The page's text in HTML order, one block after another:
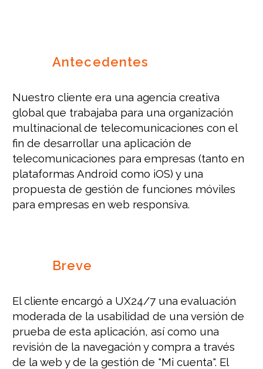
Antecedentes
Nuestro cliente era una agencia creativa
global que trabajaba para una organización
multinacional de telecomunicaciones con el
fin de desarrollar una aplicación de
telecomunicaciones para empresas (tanto en
plataformas Android como iOS) y una
propuesta de gestión de funciones móviles
para empresas en web responsiva.
Breve
El cliente encargó a UX24/7 una evaluación
moderada de la usabilidad de una versión de
prueba de esta aplicación, así como una
revisión de la navegación y compra a través
de la web y de la gestión de "Mi cuenta". El